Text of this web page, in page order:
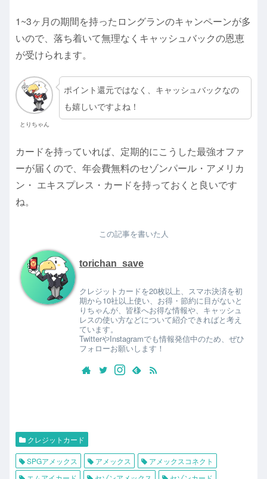
1~3ヶ月の期間を持ったロングランのキャンペーンが多
いので、落ち着いて無理なくキャッシュバックの恩恵
が受けられます。
とりちゃん
ポイント還元ではなく、キャッシュバックなの
も嬉しいですよね！
カードを持っていれば、定期的にこうした最強オファ
ーが届くので、年会費無料のセゾンパール・アメリカ
ン・ エキスプレス・カードを持っておくと良いです
ね。
この記事を書いた人
torichan_save
クレジットカードを20枚以上、スマホ決済を初
期から10社以上使い、お得・節約に目がないと
りちゃんが、皆様へお得な情報や、キャッシュ
レスの使い方などについて紹介できればと考え
ています。
TwitterやInstagramでも情報発信中のため、ぜひ
フォローお願いします！
クレジットカード
SPGアメックス アメックス
アメックスコネクト